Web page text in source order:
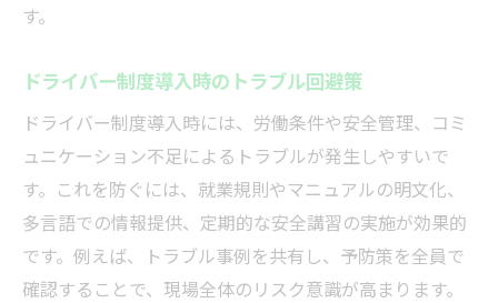
す。
ドライバー制度導入時のトラブル回避策
ドライバー制度導入時には、労働条件や安全管理、コミ
ュニケーション不足によるトラブルが発生しやすいで
す。これを防ぐには、就業規則やマニュアルの明文化、
多言語での情報提供、定期的な安全講習の実施が効果的
です。例えば、トラブル事例を共有し、予防策を全員で
確認することで、現場全体のリスク意識が高まります。